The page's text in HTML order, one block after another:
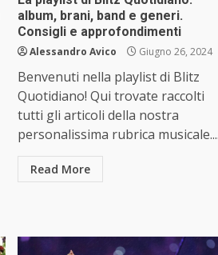
album, brani, band e generi.
Consigli e approfondimenti
Alessandro Avico Giugno 26, 2024
Benvenuti nella playlist di Blitz
Quotidiano! Qui trovate raccolti
tutti gli articoli della nostra
personalissima rubrica musicale....
Read More